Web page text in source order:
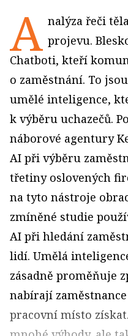
A nalýza řeči
projevu.
Chatboti, kteří
o zaměstnání. To
umělé inteligence,
k výběru uchazečů.
náborové agentury
AI při výběru
třetiny oslovených
na tyto nástroje
zmíněné studie
AI při hledání
lidí. Umělá
zásadně proměňuje
nabírají
pracovní místo